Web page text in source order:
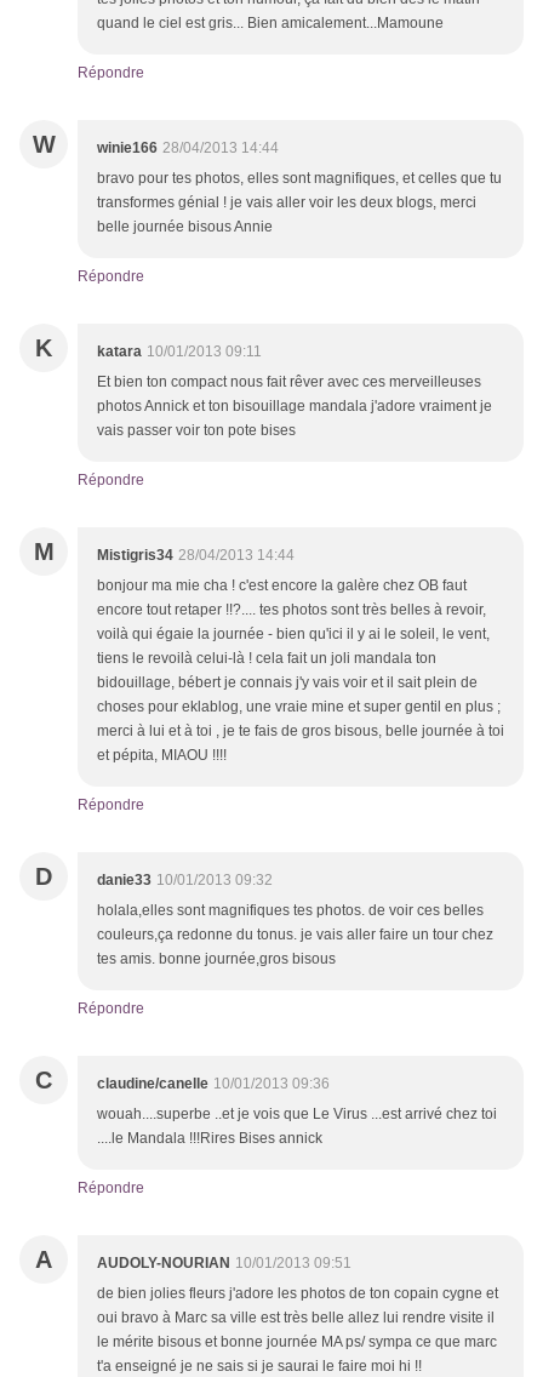
quand le ciel est gris... Bien amicalement...Mamoune
Répondre
W winie166 28/04/2013 14:44
bravo pour tes photos, elles sont magnifiques, et celles que tu
transformes génial ! je vais aller voir les deux blogs, merci
belle journée bisous Annie
Répondre
K katara 10/01/2013 09:11
Et bien ton compact nous fait rêver avec ces merveilleuses
photos Annick et ton bisouillage mandala j'adore vraiment je
vais passer voir ton pote bises
Répondre
M Mistigris34 28/04/2013 14:44
bonjour ma mie cha ! c'est encore la galère chez OB faut
encore tout retaper !!?.... tes photos sont très belles à revoir,
voilà qui égaie la journée - bien qu'ici il y ai le soleil, le vent,
tiens le revoilà celui-là ! cela fait un joli mandala ton
bidouillage, bébert je connais j'y vais voir et il sait plein de
choses pour eklablog, une vraie mine et super gentil en plus ;
merci à lui et à toi , je te fais de gros bisous, belle journée à toi
et pépita, MIAOU !!!!
Répondre
D danie33 10/01/2013 09:32
holala,elles sont magnifiques tes photos. de voir ces belles
couleurs,ça redonne du tonus. je vais aller faire un tour chez
tes amis. bonne journée,gros bisous
Répondre
C claudine/canelle 10/01/2013 09:36
wouah....superbe ..et je vois que Le Virus ...est arrivé chez toi
....le Mandala !!!Rires Bises annick
Répondre
A AUDOLY-NOURIAN 10/01/2013 09:51
de bien jolies fleurs j'adore les photos de ton copain cygne et
oui bravo à Marc sa ville est très belle allez lui rendre visite il
le mérite bisous et bonne journée MA ps/ sympa ce que marc
t'a enseigné je ne sais si je saurai le faire moi hi !!